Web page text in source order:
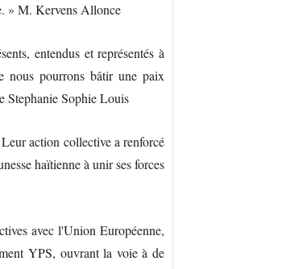
» M. Kervens Allonce
entendus et représentés à
nous pourrons bâtir une paix
Stephanie Sophie Louis
action collective a renforcé
haïtienne à unir ses forces
avec l'Union Européenne,
YPS, ouvrant la voie à de